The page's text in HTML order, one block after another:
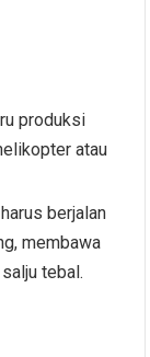
produksi
atau
berjalan
membawa
tebal.